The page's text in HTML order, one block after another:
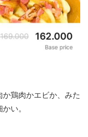
鶏肉かエビか、みた
い。